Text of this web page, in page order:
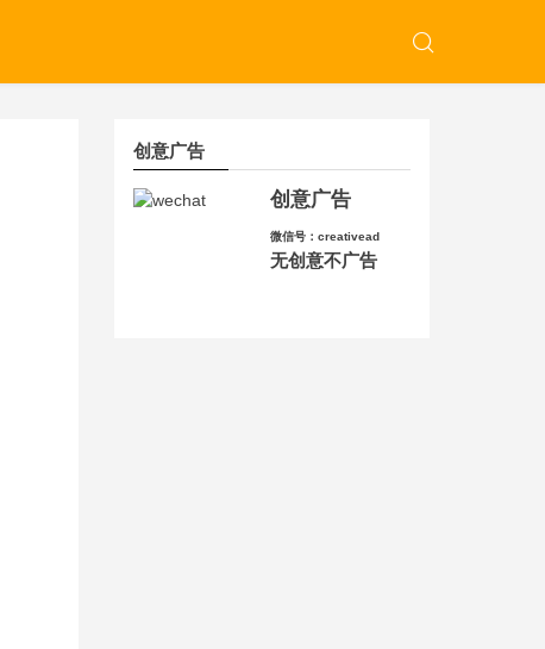
创意广告
创意广告
微信号：creativead
无创意不广告